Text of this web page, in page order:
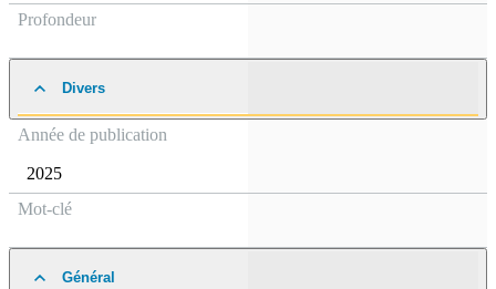
Profondeur
Divers
Année de publication
2025
Mot-clé
Général